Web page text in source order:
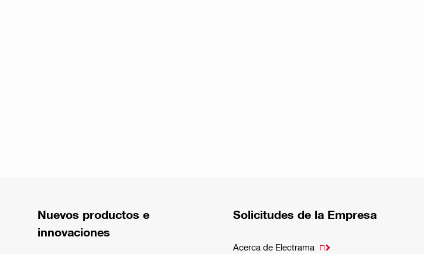
Nuevos productos e
innovaciones
Solicitudes de la Empresa
Acerca de Electrama 